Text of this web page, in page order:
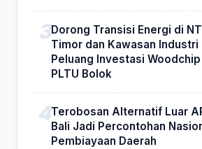
Dorong Transisi Energi di
Timor dan Kawasan Industri
Peluang Investasi
PLTU Bolok
Terobosan Alternatif Luar
Bali Jadi Percontohan
Pembiayaan Daerah